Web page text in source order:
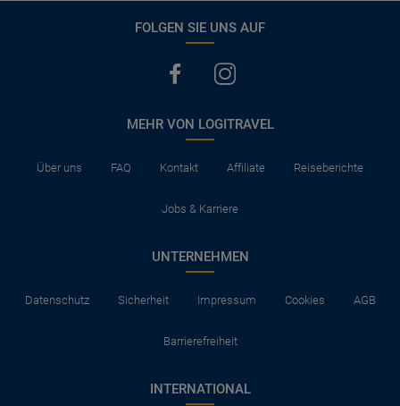
FOLGEN SIE UNS AUF
MEHR VON LOGITRAVEL
Über uns FAQ Kontakt Affiliate Reiseberichte
Jobs & Karriere
UNTERNEHMEN
Datenschutz Sicherheit Impressum Cookies AGB
Barrierefreiheit
INTERNATIONAL